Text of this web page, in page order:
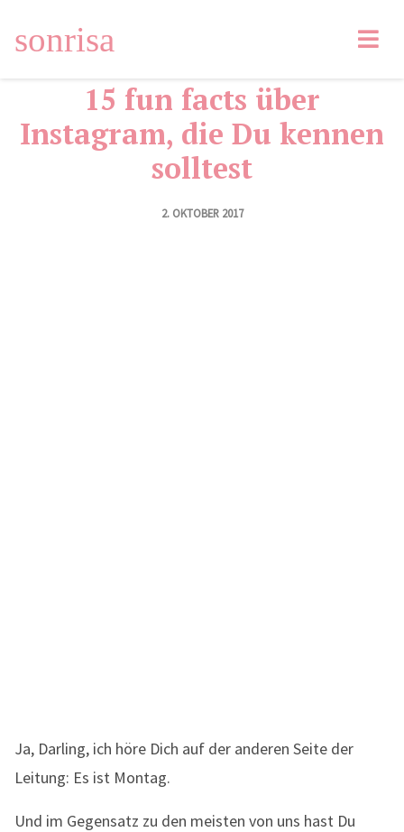
sonrisa
Facebook LinkedIn
15 fun facts über
Instagram, die Du kennen
solltest
2. OKTOBER 2017
Ja, Darling, ich höre Dich auf der anderen Seite der
Leitung: Es ist Montag.
Und im Gegensatz zu den meisten von uns hast Du